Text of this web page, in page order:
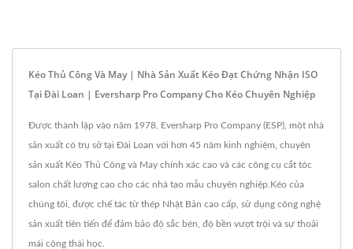
Kéo Thủ Công Và May | Nhà Sản Xuất Kéo Đạt Chứng Nhận ISO
Tại Đài Loan | Eversharp Pro Company Cho Kéo Chuyên Nghiệp
Được thành lập vào năm 1978, Eversharp Pro Company (ESP), một nhà
sản xuất có trụ sở tại Đài Loan với hơn 45 năm kinh nghiệm, chuyên
sản xuất Kéo Thủ Công và May chính xác cao và các công cụ cắt tóc
salon chất lượng cao cho các nhà tạo mẫu chuyên nghiệp.Kéo của
chúng tôi, được chế tác từ thép Nhật Bản cao cấp, sử dụng công nghệ
sản xuất tiên tiến để đảm bảo độ sắc bén, độ bền vượt trội và sự thoải
mái công thái học.